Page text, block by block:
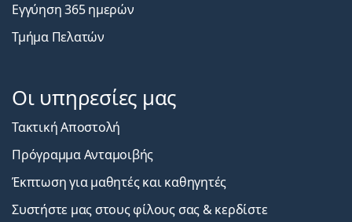
Εγγύηση 365 ημερών
Τμήμα Πελατών
Οι υπηρεσίες μας
Τακτική Αποστολή
Πρόγραμμα Ανταμοιβής
Έκπτωση για μαθητές και καθηγητές
Συστήστε μας στους φίλους σας & κερδίστε